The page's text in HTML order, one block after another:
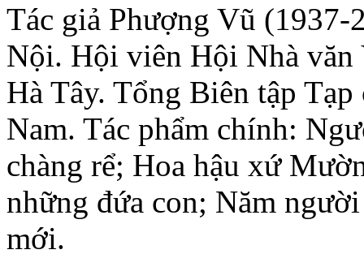
Tác giả Phượng Vũ (1937-
Nội. Hội viên Hội Nhà
Hà Tây. Tổng Biên tập
Nam. Tác phẩm chính:
chàng rể; Hoa hậu xứ
những đứa con; Năm
mới.